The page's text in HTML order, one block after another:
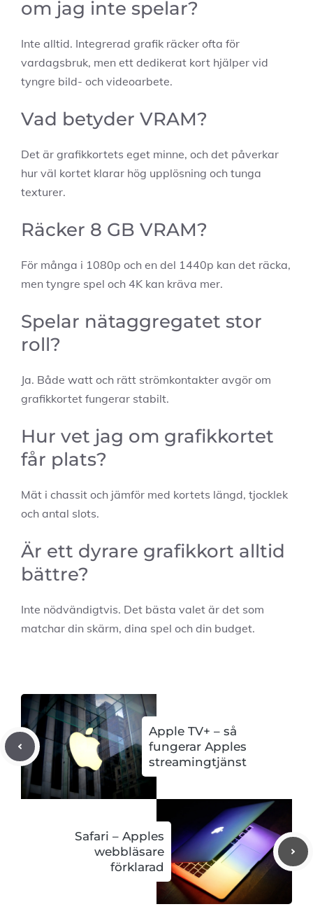
om jag inte spelar?
Inte alltid. Integrerad grafik räcker ofta för
vardagsbruk, men ett dedikerat kort hjälper vid
tyngre bild- och videoarbete.
Vad betyder VRAM?
Det är grafikkortets eget minne, och det påverkar
hur väl kortet klarar hög upplösning och tunga
texturer.
Räcker 8 GB VRAM?
För många i 1080p och en del 1440p kan det räcka,
men tyngre spel och 4K kan kräva mer.
Spelar nätaggregatet stor
roll?
Ja. Både watt och rätt strömkontakter avgör om
grafikkortet fungerar stabilt.
Hur vet jag om grafikkortet
får plats?
Mät i chassit och jämför med kortets längd, tjocklek
och antal slots.
Är ett dyrare grafikkort alltid
bättre?
Inte nödvändigtvis. Det bästa valet är det som
matchar din skärm, dina spel och din budget.
Apple TV+ – så
fungerar Apples
streamingtjänst
Safari – Apples
webbläsare
förklarad